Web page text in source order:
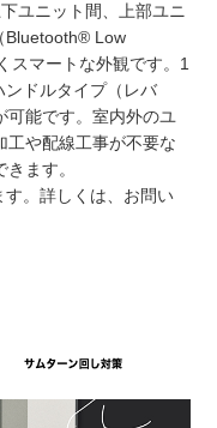
ユニット間、上部ユニ
Bluetooth® Low
スマートな外観です。1
ンドルタイプ（レバ
可能です。室内外のユ
工や配線工事が不要な
ます。
。詳しくは、お問い